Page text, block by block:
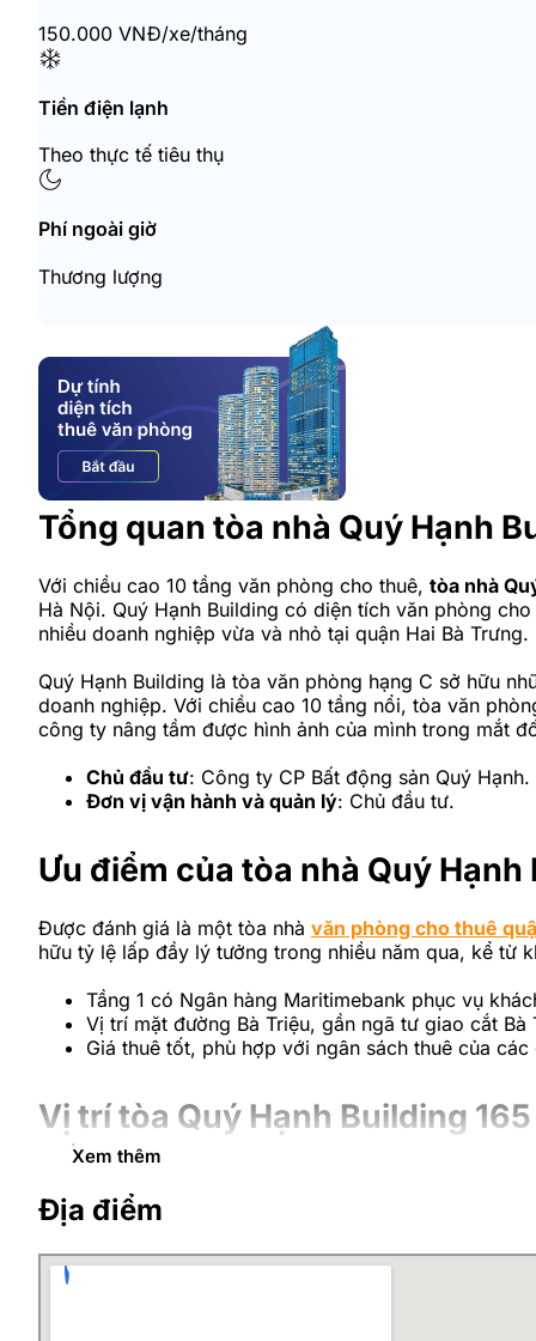
150.000 VNĐ/xe/tháng
Tiền điện lạnh
Theo thực tế tiêu thụ
Phí ngoài giờ
Thương lượng
Tổng quan tòa nhà Quý Hạnh
Với chiều cao 10 tầng văn phòng cho thuê, tòa nhà
Hà Nội. Quý Hạnh Building có diện tích văn phòng
nhiều doanh nghiệp vừa và nhỏ tại quận Hai Bà Trưng.
Quý Hạnh Building là tòa văn phòng hạng C sở hữu
doanh nghiệp. Với chiều cao 10 tầng nổi, tòa văn
công ty nâng tầm được hình ảnh của mình trong mắt
Chủ đầu tư: Công ty CP Bất động sản Quý Hạnh.
Đơn vị vận hành và quản lý: Chủ đầu tư.
Ưu điểm của tòa nhà Quý Hạnh
Được đánh giá là một tòa nhà văn phòng cho thuê
hữu tỷ lệ lấp đầy lý tưởng trong nhiều năm qua, kể từ
Tầng 1 có Ngân hàng Maritimebank phục vụ
Vị trí mặt đường Bà Triệu, gần ngã tư giao cắt Bà
Giá thuê tốt, phù hợp với ngân sách thuê của
Vị trí tòa Quý Hạnh Building
Quý Hạnh Building thuộc chuỗi văn phòng cho thuê
Xem thêm
Địa điểm